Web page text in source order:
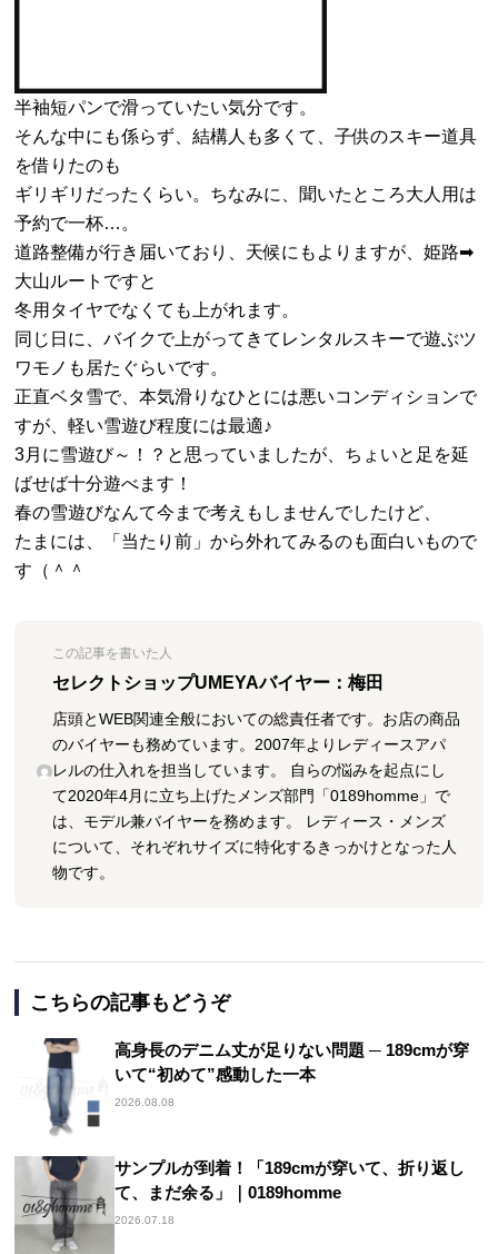
半袖短パンで滑っていたい気分です。
そんな中にも係らず、結構人も多くて、子供のスキー道具
を借りたのも
ギリギリだったくらい。ちなみに、聞いたところ大人用は
予約で一杯…。
道路整備が行き届いており、天候にもよりますが、姫路➡
大山ルートですと
冬用タイヤでなくても上がれます。
同じ日に、バイクで上がってきてレンタルスキーで遊ぶツ
ワモノも居たぐらいです。
正直ベタ雪で、本気滑りなひとには悪いコンディションで
すが、軽い雪遊び程度には最適♪
3月に雪遊び～！？と思っていましたが、ちょいと足を延
ばせば十分遊べます！
春の雪遊びなんて今まで考えもしませんでしたけど、
たまには、「当たり前」から外れてみるのも面白いもので
す（＾＾
この記事を書いた人
セレクトショップUMEYAバイヤー：梅田
店頭とWEB関連全般においての総責任者です。お店の商品
のバイヤーも務めています。2007年よりレディースアパ
レルの仕入れを担当しています。 自らの悩みを起点にし
て2020年4月に立ち上げたメンズ部門「0189homme」で
は、モデル兼バイヤーを務めます。 レディース・メンズ
について、それぞれサイズに特化するきっかけとなった人
物です。
こちらの記事もどうぞ
高身長のデニム丈が足りない問題 ─ 189cmが穿
いて“初めて”感動した一本
2026.08.08
サンプルが到着！「189cmが穿いて、折り返し
て、まだ余る」｜0189homme
2026.07.18